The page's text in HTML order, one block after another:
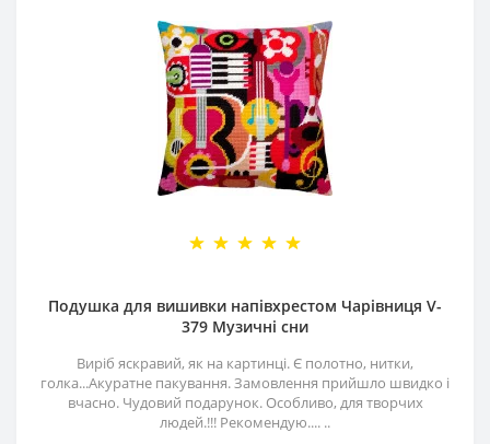
Подушка для вишивки напівхрестом Чарівниця V-
379 Музичні сни
Виріб яскравий, як на картинці. Є полотно, нитки,
голка...Акуратне пакування. Замовлення прийшло швидко і
вчасно. Чудовий подарунок. Особливо, для творчих
людей.!!! Рекомендую.... ..